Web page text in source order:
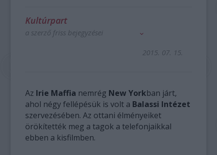
Kultúrpart
a szerző friss bejegyzései
2015. 07. 15.
Az Irie Maffia nemrég New Yorkban járt,
ahol négy fellépésük is volt a Balassi Intézet
szervezésében. Az ottani élményeiket
örökítették meg a tagok a telefonjaikkal
ebben a kisfilmben.